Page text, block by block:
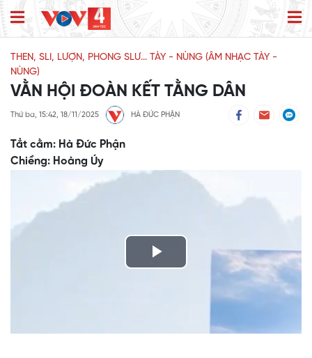
THEN, SLI, LƯỢN, PHONG SLƯ... TÀY - NÙNG (ÂM NHẠC TÀY -
NÙNG)
VẰN HỘI ĐOÀN KẾT TẰNG DÂN
Thứ ba, 15:42, 18/11/2025 HÀ ĐỨC PHẬN
Tẳt cằm: Hà Đức Phận
Chiềng: Hoàng Úy
Play